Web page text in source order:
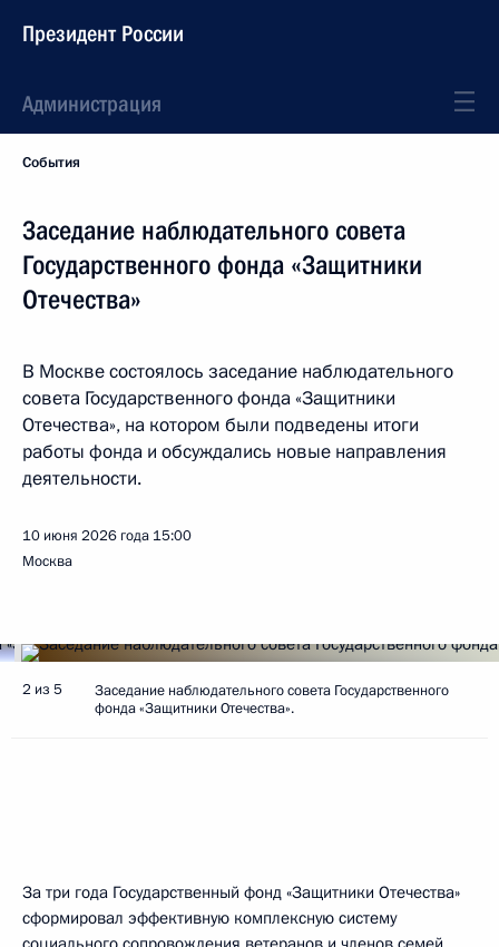
Президент России
Администрация
События
Заседание наблюдательного совета
Государственного фонда «Защитники
Отечества»
В Москве состоялось заседание наблюдательного
совета Государственного фонда «Защитники
Отечества», на котором были подведены итоги
работы фонда и обсуждались новые направления
деятельности.
10 июня 2026 года 15:00
Москва
2 из 5
Заседание наблюдательного совета Государственного
фонда «Защитники Отечества».
За три года Государственный фонд «Защитники Отечества»
сформировал эффективную комплексную систему